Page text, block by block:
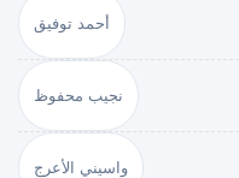
أحمد توفيق
نجيب محفوظ
واسيني الأعرج